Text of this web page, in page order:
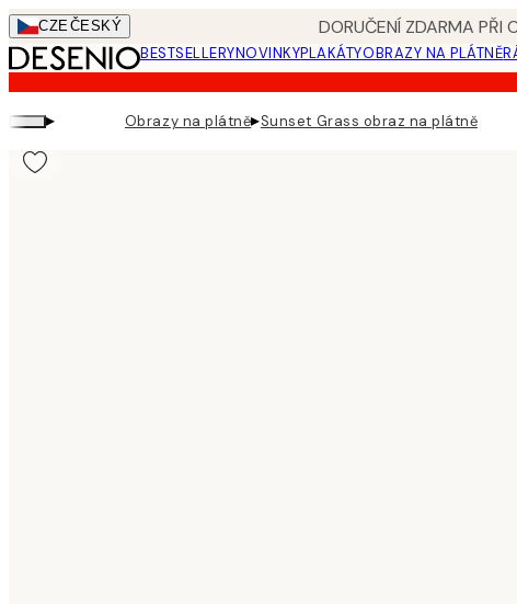
Skip
to
main
content.
CZEČESKÝ DORUČENÍ ZDARMA PŘI
BESTSELLERYNOVINKYPLAKÁTYOBRAZY NA PLÁTNĚ
▸ Obrazy na plátně▸Sunset Grass obraz na plátně